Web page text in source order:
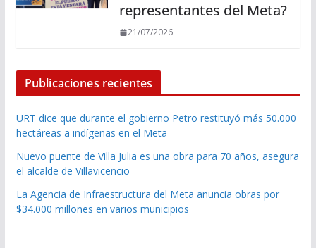
representantes del Meta?
21/07/2026
Publicaciones recientes
URT dice que durante el gobierno Petro restituyó más 50.000
hectáreas a indígenas en el Meta
Nuevo puente de Villa Julia es una obra para 70 años, asegura
el alcalde de Villavicencio
La Agencia de Infraestructura del Meta anuncia obras por
$34.000 millones en varios municipios